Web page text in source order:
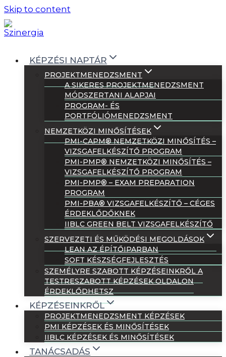
Skip to content
KÉPZÉSI NAPTÁR
PROJEKTMENEDZSMENT
A SIKERES PROJEKTMENEDZSMENT
MÓDSZERTANI ALAPJAI
PROGRAM- ÉS
PORTFÓLIÓMENEDZSMENT
NEMZETKÖZI MINŐSÍTÉSEK
PMI-CAPM® NEMZETKÖZI MINŐSÍTÉS –
VIZSGAFELKÉSZÍTŐ PROGRAM
PMI-PMP® NEMZETKÖZI MINŐSÍTÉS –
VIZSGAFELKÉSZÍTŐ PROGRAM
PMI-PMP® – EXAM PREPARATION
PROGRAM
PMI-PBA® VIZSGAFELKÉSZÍTŐ – CÉGES
ÉRDEKLŐDŐKNEK
IIBLC GREEN BELT VIZSGAFELKÉSZÍTŐ
SZERVEZETI ÉS MŰKÖDÉSI MEGOLDÁSOK
LEAN AZ ÉPÍTŐIPARBAN
SOFT KÉSZSÉGFEJLESZTÉS
SZEMÉLYRE SZABOTT KÉPZÉSEINKRŐL A
TESTRESZABOTT KÉPZÉSEK OLDALON
ÉRDEKLŐDHETSZ
KÉPZÉSEINKRŐL
PROJEKTMENEDZSMENT KÉPZÉSEK
PMI KÉPZÉSEK ÉS MINŐSÍTÉSEK
IIBLC KÉPZÉSEK ÉS MINŐSÍTÉSEK
TANÁCSADÁS